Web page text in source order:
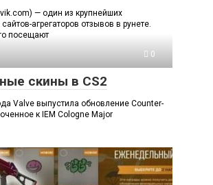
— один из крупнейших
агрегаторов отзывов в рунете.
посещают
0
скины в CS2
Valve выпустила обновление Counter-
к IEM Cologne Major